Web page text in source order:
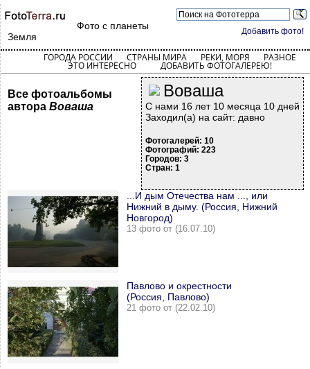
Добавить фото!
Фото с планеты
Земля
ГОРОДА РОССИИ СТРАНЫ МИРА РЕКИ, МОРЯ РАЗНОЕ
ЭТО ИНТЕРЕСНО ДОБАВИТЬ ФОТОГАЛЕРЕЮ!
Воваша
С нами 16 лет 10 месяца 10 дней
Заходил(а) на сайт: давно
Фотогалерей: 10
Фотографий: 223
Городов: 3
Стран: 1
Все фотоальбомы
автора Воваша
...И дым Отечества нам ..., или
Нижний в дыму. (Россия, Нижний
Новгород)
13 фото от (16.07.10)
Павлово и окрестности
(Россия, Павлово)
21 фото от (22.02.10)